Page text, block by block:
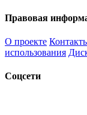
Правовая
О проекте
использования
Соцсети